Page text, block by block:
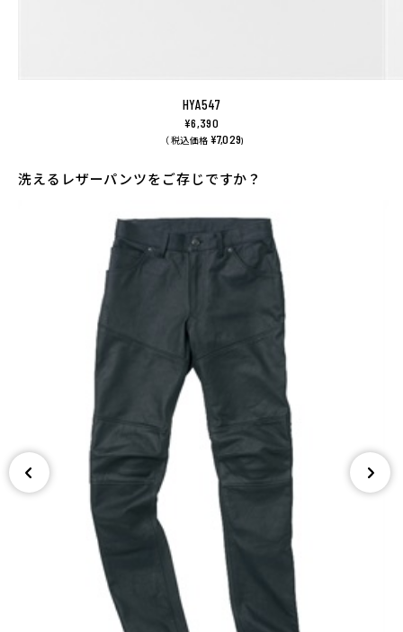
HYA547
¥6,390
（ 税込価格 ¥7,029)
洗えるレザーパンツをご存じですか？